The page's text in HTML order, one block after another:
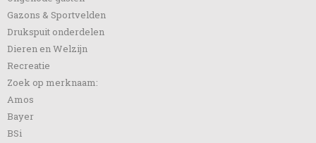
Gazons & Sportvelden
Drukspuit onderdelen
Dieren en Welzijn
Recreatie
Zoek op merknaam:
Amos
Bayer
BSi